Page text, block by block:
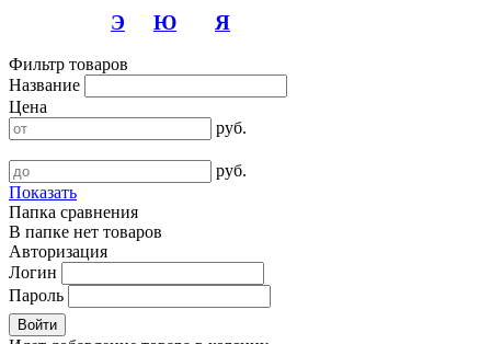
Э Ю Я
Фильтр товаров
Название
Цена
руб.
руб.
Показать
Папка сравнения
В папке нет товаров
Авторизация
Логин
Пароль
Войти